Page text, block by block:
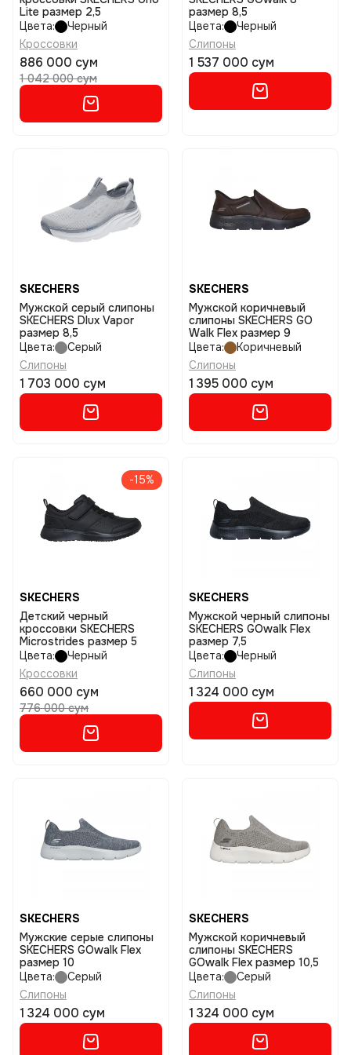
Lite размер 2,5
Цвета:
Черный
Кроссовки
886 000 сум
1 042 000 сум
размер 8,5
Цвета:
Черный
Слипоны
1 537 000 сум
SKECHERS
Мужской серый слипоны
SKECHERS Dlux Vapor
размер 8,5
Цвета:
Серый
Слипоны
1 703 000 сум
SKECHERS
Мужской коричневый
слипоны SKECHERS GO
Walk Flex размер 9
Цвета:
Коричневый
Слипоны
1 395 000 сум
-15%
SKECHERS
Детский черный
кроссовки SKECHERS
Microstrides размер 5
Цвета:
Черный
Кроссовки
660 000 сум
776 000 сум
SKECHERS
Мужской черный слипоны
SKECHERS GOwalk Flex
размер 7,5
Цвета:
Черный
Слипоны
1 324 000 сум
SKECHERS
Мужские серые слипоны
SKECHERS GOwalk Flex
размер 10
Цвета:
Серый
Слипоны
1 324 000 сум
SKECHERS
Мужской коричневый
слипоны SKECHERS
GOwalk Flex размер 10,5
Цвета:
Серый
Слипоны
1 324 000 сум